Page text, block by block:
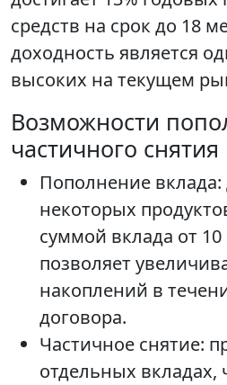
средств на срок до 18
доходность является
высоких на текущем
Возможности
частичного снятия
Пополнение вклада:
некоторых
суммой вклада от 10
позволяет
накоплений в
договора.
Частичное снятие:
отдельных вкладах,